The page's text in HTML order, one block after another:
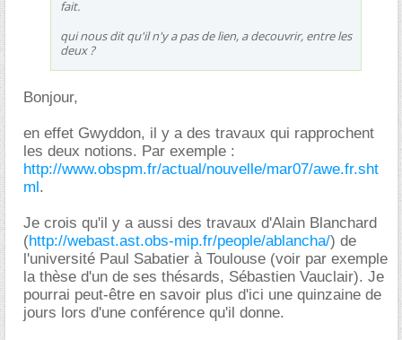
fait.
qui nous dit qu'il n'y a pas de lien, a decouvrir, entre les
deux?
Bonjour,
en effet Gwyddon, il y a des travaux qui rapprochent
les deux notions. Par exemple :
http://www.obspm.fr/actual/nouvelle/mar07/awe.fr.sht
ml.
Je crois qu'il y a aussi des travaux d'Alain Blanchard
(http://webast.ast.obs-mip.fr/people/ablancha/) de
l'université Paul Sabatier à Toulouse (voir par exemple
la thèse d'un de ses thésards, Sébastien Vauclair). Je
pourrai peut-être en savoir plus d'ici une quinzaine de
jours lors d'une conférence qu'il donne.